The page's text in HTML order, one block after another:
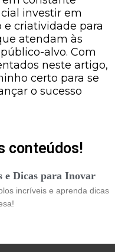
investir em
e criatividade para
atendam às
alvo. Com
neste artigo,
certo para se
o sucesso
conteúdos!
e Dicas para Inovar
incríveis e aprenda dicas